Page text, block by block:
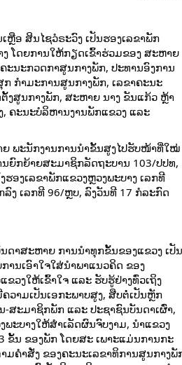
ຫຼືອ ສິນໄຊວໍຣະວົງ ເປັນຮອງເລຂາພັກ
ໂດຍການໃຫ້ກຽດເຂົ້າຮ່ວມຂອງ ສະຫາຍ
ນະກວດກາສູນກາງພັກ, ​ປະທານອົງການ
ກໍາມະການສູນກາງພັກ, ເລຂາຄະນະ
ງສູນກາງພັກ, ສະຫາຍ ນາງ ຂັນແກ້ວ ຫຼ້າ
ຄະນະບໍລິຫານງານພັກແຂວງ ແລະ
ຍ ພະນັກງານການນຳຂັ້ນສູງໄປຮັບໜ້າທີ່ໃໝ່
ຍົກຍ້າຍສະມາຊິກລັດຖະບານ 103/ປປທ,
ອງເລຂາພັກແຂວງຫຼວງພະບາງ ເລກທີ
ງ ເລກທີ 96/ຫຼບ, ລົງວັນທີ 17 ກໍລະກົດ
າ​ສະຫາຍ​ ການ​ນຳ​ທຸກ​ຂັ້ນຂອງ​ແຂວງ ​ເປັນ​
ານເອົາໃຈໃສ່ນຳພາ​ແນວ​ຄິດ​ ຂອງ​
ວງ​ໃຫ້​ເຂົ້າ​ໃຈ ​ແລະ ຮັບ​ຮູ້​ຢ່າງ​ທົ່ວ​ເຖິງ​
າມ​ເປັນ​ເອກະ​ພາບ​ສູງ, ສືບ​ຕໍ່​ເປັນ​ຫຼັກ​
ສະມາຊິກ​ພັກ ແລະ ປະຊາຊົນ​ບັນດາ​ເຜົ່າ,
ະບາງໃຫ້ສໍາເລັດຜົນຈົບງາມ, ນໍາແຂວງ
ຂັ້ນ ຂອງພັກ ໂດຍສະ ເພາະແມ່ນການກະ
ຄຳ​ສັ່ງ ​ຂອງ​ຄະນະ​ເລ​ຂາ​ທິການ​ສູນ​ກາງ​ພັ